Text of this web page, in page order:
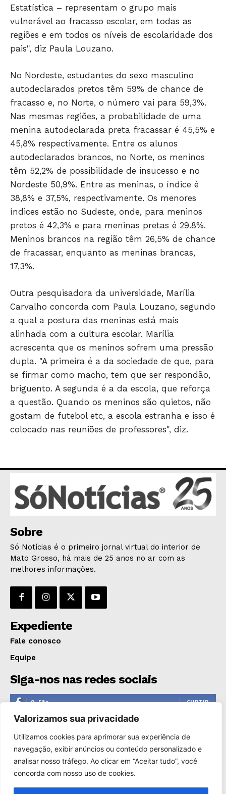
JUNTE-SE NO WHATSAPP
HOME
POLÍTICA
POLÍCIA
ESPORTES
ECONOMIA
OPINIÃO
EDUCAÇÃO
AGRONOTÍCIAS
ÚLTIMAS NOTÍCIAS
Valorizamos sua privacidade
Utilizamos cookies para aprimorar sua experiência de
navegação, exibir anúncios ou conteúdo personalizado e
analisar nosso tráfego. Ao clicar em “Aceitar tudo”, você
concorda com nosso uso de cookies.
Estatística – representam o grupo mais
vulnerável ao fracasso escolar, em todas as
regiões e em todos os níveis de escolaridade dos
pais", diz Paula Louzano.
No Nordeste, estudantes do sexo masculino
autodeclarados pretos têm 59% de chance de
fracasso e, no Norte, o número vai para 59,3%.
Nas mesmas regiões, a probabilidade de uma
menina autodeclarada preta fracassar é 45,5% e
45,8% respectivamente. Entre os alunos
autodeclarados brancos, no Norte, os meninos
têm 52,2% de possibilidade de insucesso e no
Nordeste 50,9%. Entre as meninas, o índice é
38,8% e 37,5%, respectivamente. Os menores
índices estão no Sudeste, onde, para meninos
pretos é 42,3% e para meninas pretas é 29.8%.
Meninos brancos na região têm 26,5% de chance
de fracassar, enquanto as meninas brancas,
17,3%.
Outra pesquisadora da universidade, Marília
Carvalho concorda com Paula Louzano, segundo
a qual a postura das meninas está mais
alinhada com a cultura escolar. Marília
acrescenta que os meninos sofrem uma pressão
dupla. "A primeira é a da sociedade de que, para
se firmar como macho, tem que ser respondão,
briguento. A segunda é a da escola, que reforça
a questão. Quando os meninos são quietos, não
gostam de futebol etc, a escola estranha e isso é
colocado nas reuniões de professores", diz.
Sobre
Só Notícias é o primeiro jornal virtual do interior de
Mato Grosso, há mais de 25 anos no ar com as
melhores informações.
Expediente
Fale conosco
Equipe
Siga-nos nas redes sociais
0 Fãs CURTIR
0 Seguidores
1,110 Seguidores SEGUIR
0 Inscritos INSCREVER